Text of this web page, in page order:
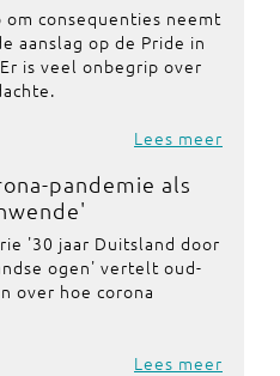
om consequenties neemt
aanslag op de Pride in
is veel onbegrip over
Lees meer
pandemie als
'30 jaar Duitsland door
ogen' vertelt oud-
over hoe corona
Lees meer